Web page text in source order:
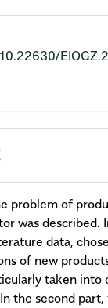
problem of
was described.
data,
of new
taken into
the second